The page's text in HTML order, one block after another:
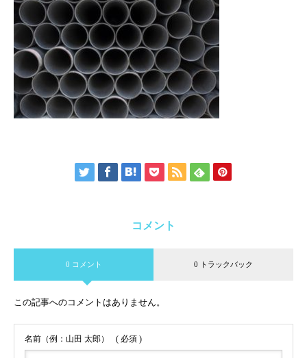
コメント
0 コメント 0 トラックバック
この記事へのコメントはありません。
名前（例：山田 太郎） ( 必須 )